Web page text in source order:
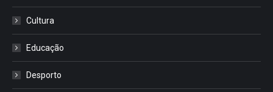
Cultura
Educação
Desporto